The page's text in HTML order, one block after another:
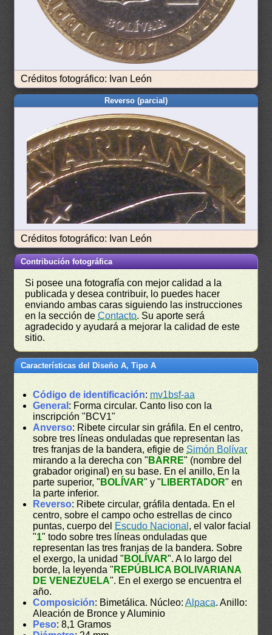
Créditos fotográfico: Ivan León
Reverso (parcial)
Créditos fotográfico: Ivan León
Contribución fotográfica
Si posee una fotografía con mejor calidad a la
publicada y desea contribuir, lo puedes hacer
enviando ambas caras siguiendo las instrucciones
en la sección deContacto. Su aporte será
agradecido y ayudará a mejorar la calidad de este
sitio.
Características del Diseño A, Tipo A
Código de identificación: mv1bsf-aa
General : Forma circular. Canto liso con la
inscripción "BCV1"
Anverso: Ribete circular sin gráfila. En el centro,
sobre tres líneas onduladas que representan las
tres franjas de la bandera, efigie de Simón Bolívar
mirando a la derecha con " BARRE" (nombre del
grabador original) en su base. En el anillo, En la
parte superior, " BOLÍVAR" y " LIBERTADOR" en
la parte inferior.
Reverso: Ribete circular, gráfila dentada. En el
centro, sobre el campo ocho estrellas de cinco
puntas, cuerpo del Escudo Nacional , el valor facial
"1" todo sobre tres líneas onduladas que
representan las tres franjas de la bandera. Sobre
el exergo, la unidad " BOLÍVAR". A lo largo del
borde, la leyenda " REPÚBLICA BOLIVARIANA
DE VENEZUELA". En el exergo se encuentra el
año.
Composición: Bimetálica. Núcleo:Alpaca. Anillo:
Aleación de Bronce y Aluminio
Peso: 8,1 Gramos